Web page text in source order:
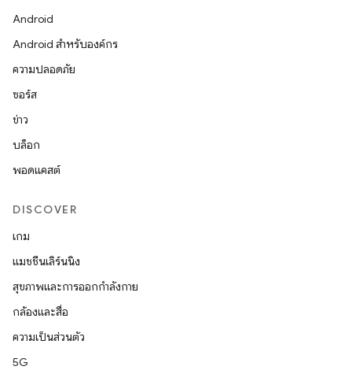
Android
Android สำหรับองค์กร
ความปลอดภัย
ซอร์ส
ข่าว
บล็อก
พอดแคสต์
DISCOVER
เกม
แมชชีนเลิร์นนิง
สุขภาพและการออกกำลังกาย
กล้องและสื่อ
ความเป็นส่วนตัว
5G